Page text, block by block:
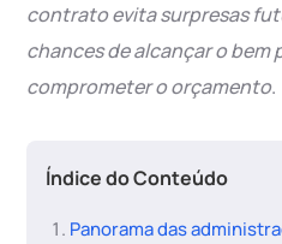
contrato evita surpresas
chances de alcançar o bem
comprometer o orçamento.
Índice do Conteúdo
Panorama das